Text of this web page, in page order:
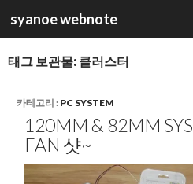
syanoe webnote
색
츠
로
건
태그 보관물: 클러스터
카테고리 : PC SYSTEM
120MM & 82MM
FAN 샷~